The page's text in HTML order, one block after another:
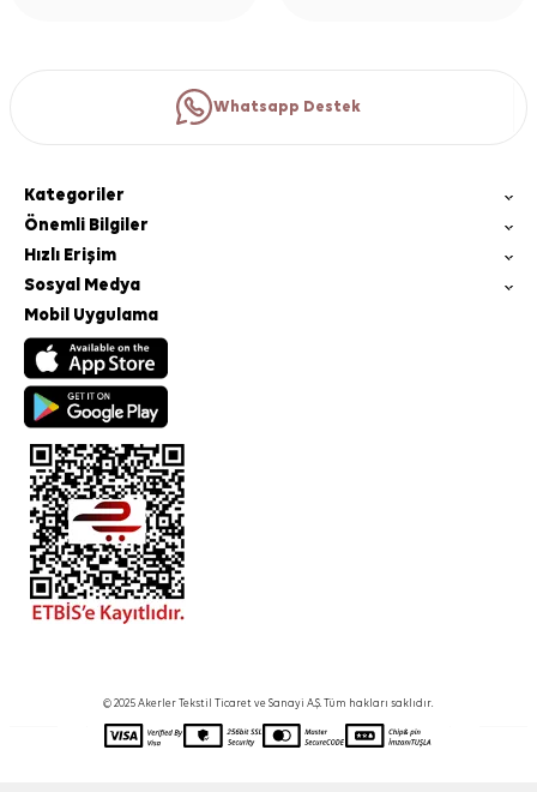
Whatsapp Destek
Kategoriler
Önemli Bilgiler
Hızlı Erişim
Sosyal Medya
Mobil Uygulama
© 2025 Akerler Tekstil Ticaret ve Sanayi A.Ş. Tüm hakları saklıdır.